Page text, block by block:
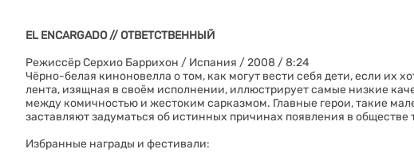
EL ENCARGADO // ОТВЕТСТВЕННЫЙ
Режиссёр Серхио Баррихон / Испания / 2008 / 8:24
Чёрно-белая киноновелла о том, как могут вести себя дети, если их
лента, изящная в своём исполнении, иллюстрирует самые низкие
между комичностью и жестоким сарказмом. Главные герои, такие
заставляют задуматься об истинных причинах появления в обществе
Избранные награды и фестивали: